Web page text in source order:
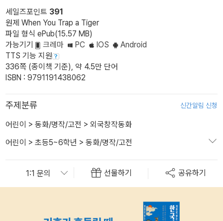
세일즈포인트 391
원제 When You Trap a Tiger
파일 형식 ePub(15.57 MB)
가능기기
크레마 PC IOS
Android
TTS 기능 지원
336쪽 (종이책 기준), 약 4.5만 단어
ISBN : 9791191438062
주제분류 신간알림 신청
어린이 > 동화/명작/고전 > 외국창작동화
어린이 > 초등5~6학년 > 동화/명작/고전
선물하기 공유하기